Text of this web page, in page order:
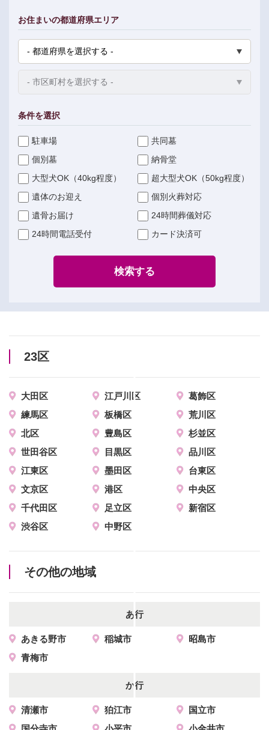
お住まいの都道府県エリア
条件を選択
駐車場
共同墓
個別墓
納骨堂
大型犬OK（40kg程度）
超大型犬OK（50kg程度）
遺体のお迎え
個別火葬対応
遺骨お届け
24時間葬儀対応
24時間電話受付
カード決済可
検索する
23区
大田区 江戸川区
葛飾区
練馬区
板橋区
荒川区
北区
豊島区
杉並区
世田谷区
目黒区
品川区
江東区
墨田区
台東区
文京区
港区
中央区
千代田区
足立区
新宿区
渋谷区
中野区
その他の地域
あ行
あきる野市 稲城市
昭島市
青梅市
か行
清瀬市 狛江市
国立市